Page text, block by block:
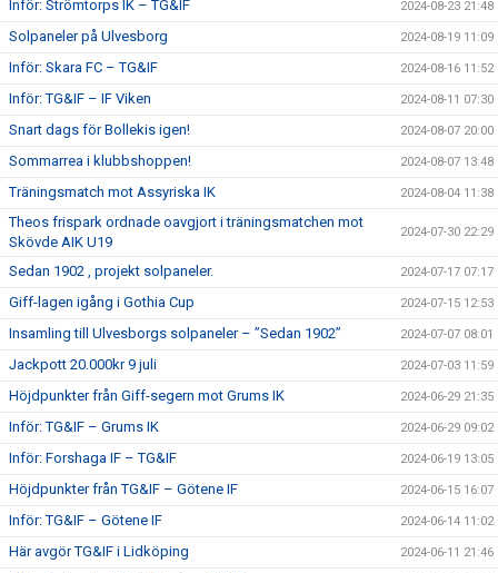
Inför: Strömtorps IK – TG&IF 2024-08-23 21:48
Solpaneler på Ulvesborg 2024-08-19 11:09
Inför: Skara FC – TG&IF 2024-08-16 11:52
Inför: TG&IF – IF Viken 2024-08-11 07:30
Snart dags för Bollekis igen! 2024-08-07 20:00
Sommarrea i klubbshoppen! 2024-08-07 13:48
Träningsmatch mot Assyriska IK 2024-08-04 11:38
Theos frispark ordnade oavgjort i träningsmatchen mot
Skövde AIK U19
2024-07-30 22:29
Sedan 1902 , projekt solpaneler. 2024-07-17 07:17
Giff-lagen igång i Gothia Cup 2024-07-15 12:53
Insamling till Ulvesborgs solpaneler – ”Sedan 1902” 2024-07-07 08:01
Jackpott 20.000kr 9 juli 2024-07-03 11:59
Höjdpunkter från Giff-segern mot Grums IK 2024-06-29 21:35
Inför: TG&IF – Grums IK 2024-06-29 09:02
Inför: Forshaga IF – TG&IF 2024-06-19 13:05
Höjdpunkter från TG&IF – Götene IF 2024-06-15 16:07
Inför: TG&IF – Götene IF 2024-06-14 11:02
Här avgör TG&IF i Lidköping 2024-06-11 21:46